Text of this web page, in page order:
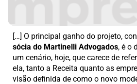
[…] O principal ganho do projeto,
sócia do Martinelli Advogados, é o
um cenário, hoje, que carece de
ela, tanto a Receita quanto as
visão definida de como o novo